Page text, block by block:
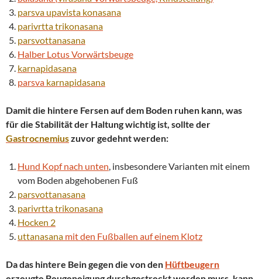
parsva upavista konasana
parivrttatrikonasana
parsvottanasana
Halber Lotus Vorwärtsbeuge
karnapidasana
parsva karnapidasana
Damit die hintere Fersen auf dem Boden ruhen kann, was
für die Stabilität der Haltung wichtig ist, sollte der
Gastrocnemiuszuvor gedehnt werden:
Hund Kopf nach unten, insbesondere Varianten mit einem
vom Boden abgehobenen Fuß
parsvottanasana
parivrttatrikonasana
Hocken 2
uttanasana mit den Fußballen auf einem Klotz
Da das hintere Bein gegen die von den Hüftbeugern